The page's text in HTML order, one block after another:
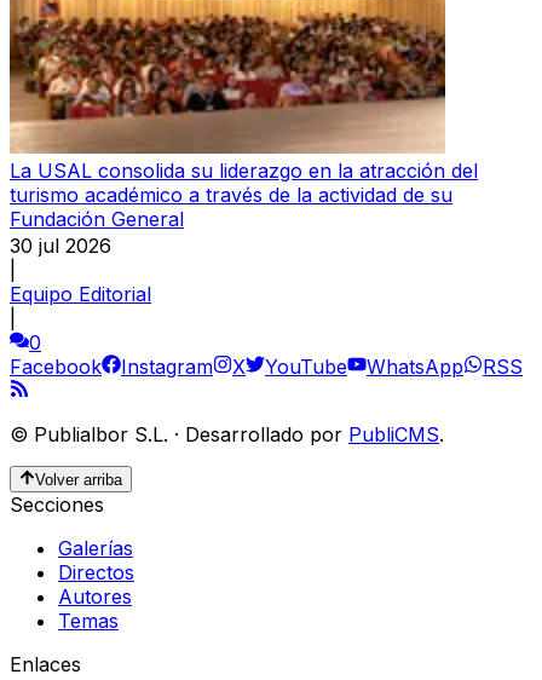
La USAL consolida su liderazgo en la atracción del
turismo académico a través de la actividad de su
Fundación General
30 jul 2026
Equipo Editorial
0
Facebook
Instagram X YouTube WhatsApp RSS
© Publialbor S.L. · Desarrollado por PubliCMS.
Volver arriba
Secciones
Galerías
Directos
Autores
Temas
Enlaces